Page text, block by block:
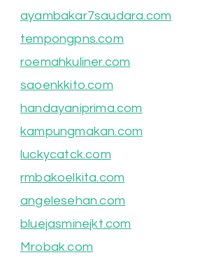
ayambakar7saudara.com
tempongpns.com
roemahkuliner.com
saoenkkito.com
handayaniprima.com
kampungmakan.com
luckycatck.com
rmbakoelkita.com
angelesehan.com
bluejasminejkt.com
Mrobak.com